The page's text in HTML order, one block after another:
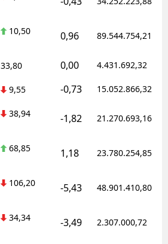
10,50 0,96 89.544.754,21
33,80 0,00 4.431.692,32
9,55 -0,73 15.052.866,32
38,94 -1,82 21.270.693,16
68,85 1,18 23.780.254,85
106,20 -5,43 48.901.410,80
34,34 -3,49 2.307.000,72